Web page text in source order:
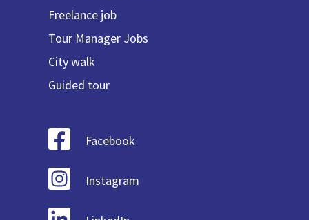
Freelance job
Tour Manager Jobs
City walk
Guided tour
Facebook
Instagram